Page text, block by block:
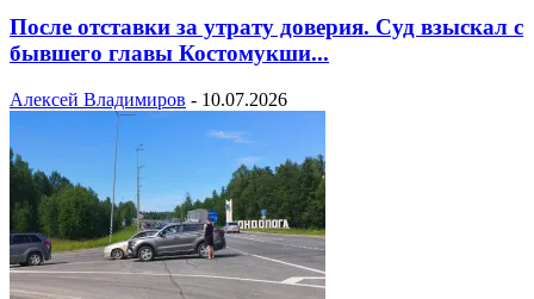
После отставки за утрату доверия. Суд взыскал с
бывшего главы Костомукши...
Алексей Владимиров - 10.07.2026